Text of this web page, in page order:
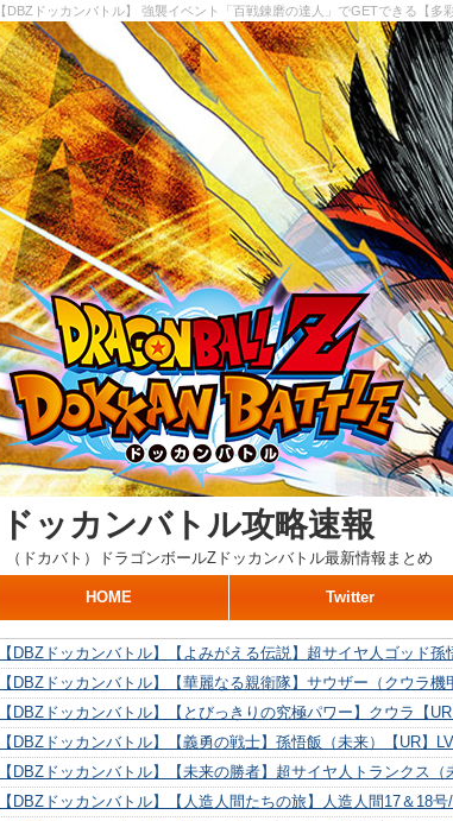
【DBZドッカンバトル】 強襲イベント「百戦錬磨の達人」でGETできる【
ドッカンバトル攻略速報
（ドカバト）ドラゴンボールZドッカンバトル最新情報まとめ
HOME Twitter
【DBZドッカンバトル】【よみがえる伝説】超サイヤ人ゴッド
【DBZドッカンバトル】【華麗なる親衛隊】サウザー（クウラ
【DBZドッカンバトル】【とびっきりの究極パワー】クウラ【
【DBZドッカンバトル】【義勇の戦士】孫悟飯（未来）【UR】
【DBZドッカンバトル】【未来の勝者】超サイヤ人トランクス
【DBZドッカンバトル】【人造人間たちの旅】人造人間17＆18